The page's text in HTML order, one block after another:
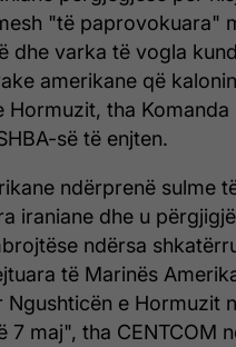
"të paprovokuara"
dhe varka të vogla
amerikane që
Hormuzit, tha Komanda
së të enjten.
ndërprenë sulme
iraniane dhe u
ndërsa
të Marinës
Ngushticën e Hormuzit
7 maj", tha CENTCOM